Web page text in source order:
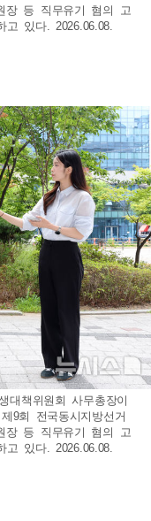
장 등 직무유기 혐의 고
있다. 2026.06.08.
대책위원회 사무총장이
9회 전국동시지방선거
장 등 직무유기 혐의 고
있다. 2026.06.08.